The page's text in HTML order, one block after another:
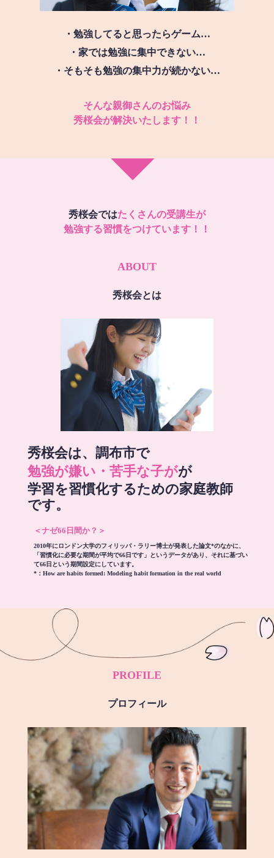
・勉強してると思ったらゲーム…
・家では勉強に集中できない…
・そもそも勉強の集中力が続かない…
そんな親御さんのお悩み
秀桜会が解決いたします！！
秀桜会ではたくさんの受講生が
勉強する習慣をつけています！！
ABOUT
秀桜会とは
秀桜会は、調布市で
勉強が嫌い・苦手な子がが
学習を習慣化するための家庭教師
です。
＜ナゼ66日間か？＞
2010年にロンドン大学のフィリッパ・ラリー博士が発表した論文*のなかに、
「習慣化に必要な期間が平均で66日です」というデータがあり、それに基づい
て66日という期間設定にしています。
*： How are habits formed: Modeling habit formation in the real world
PROFILE
プロフィール